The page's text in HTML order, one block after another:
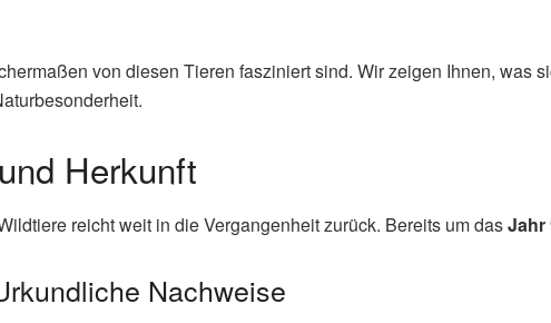
von diesen Tieren fasziniert sind. Wir zeigen Ihnen, was
Herkunft
reicht weit in die Vergangenheit zurück. Bereits um dasJahr
Nachweise